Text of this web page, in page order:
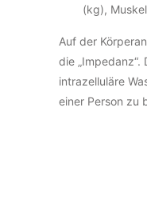
(kg),
Auf der
die
intrazelluläre
einer Person zu